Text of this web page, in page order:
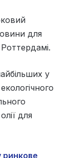
для
у
для
ринкове